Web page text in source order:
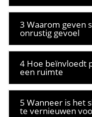
3 Waarom geven
onrustig gevoel
4 Hoe beïnvloedt
een ruimte
5 Wanneer is het
te vernieuwen